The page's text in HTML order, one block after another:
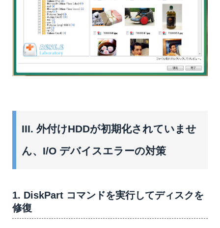
III. 外付けHDDが初期化されていませ
ん、I/O デバイスエラーの対策
1. DiskPart コマンドを実行してディスクを
修復